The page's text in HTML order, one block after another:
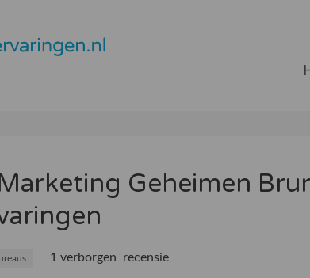
Geheimen
1 verborgen recensie